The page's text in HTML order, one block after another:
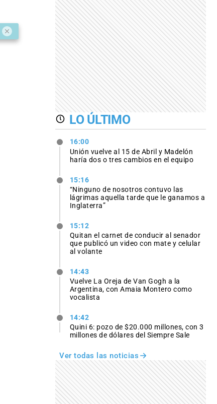
LO ÚLTIMO
16:00
Unión vuelve al 15 de Abril y Madelón
haría dos o tres cambios en el equipo
15:16
“Ninguno de nosotros contuvo las
lágrimas aquella tarde que le ganamos a
Inglaterra”
15:12
Quitan el carnet de conducir al senador
que publicó un video con mate y celular
al volante
14:43
Vuelve La Oreja de Van Gogh a la
Argentina, con Amaia Montero como
vocalista
14:42
Quini 6: pozo de $20.000 millones, con 3
millones de dólares del Siempre Sale
Ver todas las noticias